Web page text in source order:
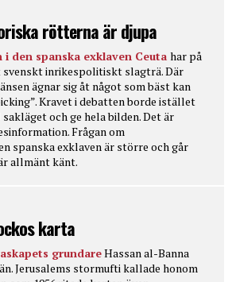
rötterna är djupa
den spanska exklaven Ceuta har på
svenskt inrikespolitiskt slagträ. Där
ägnar sig åt något som bäst kan
Kravet i debatten borde istället
och ge hela bilden. Det är
Frågan om
spanska exklaven är större och går
allmänt känt.
karta
grundareHassan al-Banna
Jerusalems stormufti kallade honom